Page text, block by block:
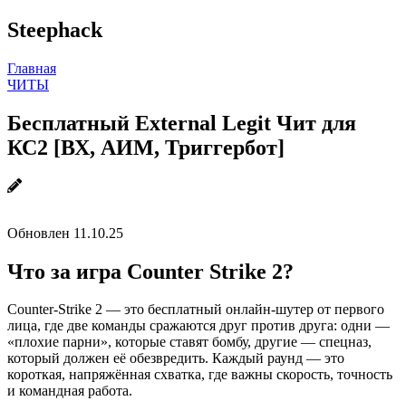
Steephack
Главная
ЧИТЫ
Бесплатный External Legit Чит для
КС2 [ВХ, АИМ, Триггербот]
Обновлен 11.10.25
Что за игра Counter Strike 2?
Counter-Strike 2 — это бесплатный онлайн-шутер от первого
лица, где две команды сражаются друг против друга: одни —
«плохие парни», которые ставят бомбу, другие — спецназ,
который должен её обезвредить. Каждый раунд — это
короткая, напряжённая схватка, где важны скорость, точность
и командная работа.